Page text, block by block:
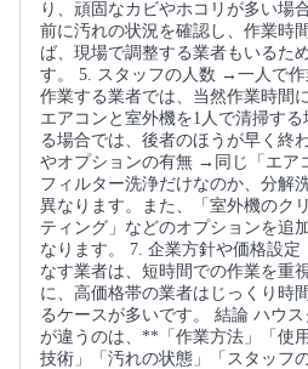
り、頑固なカビやホコリが多い場
前に汚れの状況を確認し、作業時
ば、現場で調整する業者もいるた
す。 5. スタッフの人数 →一人で
作業する業者では、当然作業時間
エアコンと室外機を1人で清掃す
る場合では、後者のほうが早く終
やオプションの有無 →同じ「エア
フィルター洗浄だけなのか、分解
異なります。また、「室外機のク
ティング」などのオプションを追
なります。 7. 企業方針や価格設
なす業者は、短時間での作業を重
に、高価格帯の業者はじっくり時
るケースが多いです。 結論 ハウ
が違うのは、**「作業方法」「使
技術」「汚れの状態」「スタッフ